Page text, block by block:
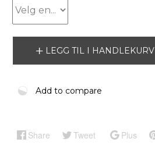
LEGG TIL I HANDLEKURV
Add to compare
Share Tweet Plus